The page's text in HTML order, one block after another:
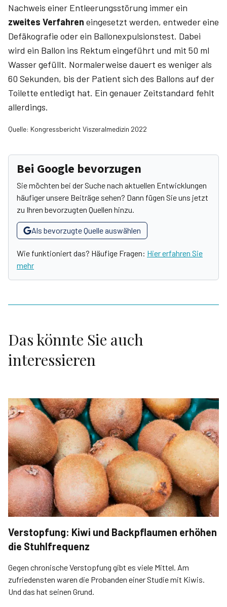
Nachweis einer Entleerungsstörung immer ein
zweites Verfahren eingesetzt werden, entweder eine
Defäkografie oder ein Ballonexpulsionstest. Dabei
wird ein Ballon ins Rektum eingeführt und mit 50 ml
Wasser gefüllt. Normalerweise dauert es weniger als
60 Sekunden, bis der Patient sich des Ballons auf der
Toilette entledigt hat. Ein genauer Zeitstandard fehlt
allerdings.
Quelle: Kongressbericht Viszeralmedizin 2022
Bei Google bevorzugen
Sie möchten bei der Suche nach aktuellen Entwicklungen
häufiger unsere Beiträge sehen? Dann fügen Sie uns jetzt
zu Ihren bevorzugten Quellen hinzu.
Als bevorzugte Quelle auswählen
Wie funktioniert das? Häufige Fragen: Hier erfahren Sie
mehr
Das könnte Sie auch
interessieren
Verstopfung: Kiwi und Backpflaumen erhöhen
die Stuhlfrequenz
Gegen chronische Verstopfung gibt es viele Mittel. Am
zufriedensten waren die Probanden einer Studie mit Kiwis.
Und das hat seinen Grund.